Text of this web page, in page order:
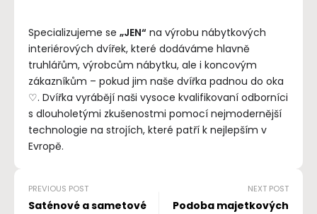
Specializujeme se „JEN“ na výrobu nábytkových
interiérových dvířek, které dodáváme hlavně
truhlářům, výrobcům nábytku, ale i koncovým
zákazníkům – pokud jim naše dvířka padnou do oka
♡. Dvířka vyrábějí naši vysoce kvalifikovaní odborníci
s dlouholetými zkušenostmi pomocí nejmodernější
technologie na strojích, které patří k nejlepším v
Evropě.
PREVIOUS POST
Saténové a sametové
NEXT POST
Podoba majetkových